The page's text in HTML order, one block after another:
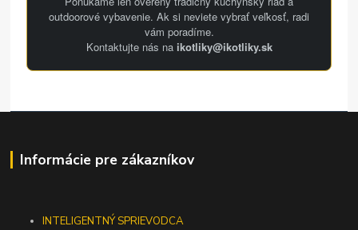
outdoorové vybavenie. Ak si neviete vybrať veľkosť, radi
vám poradíme.
Kontaktujte nás na ikotliky@ikotliky.sk
Informácie pre zákazníkov
INTELIGENTNÝ SPRIEVODCA